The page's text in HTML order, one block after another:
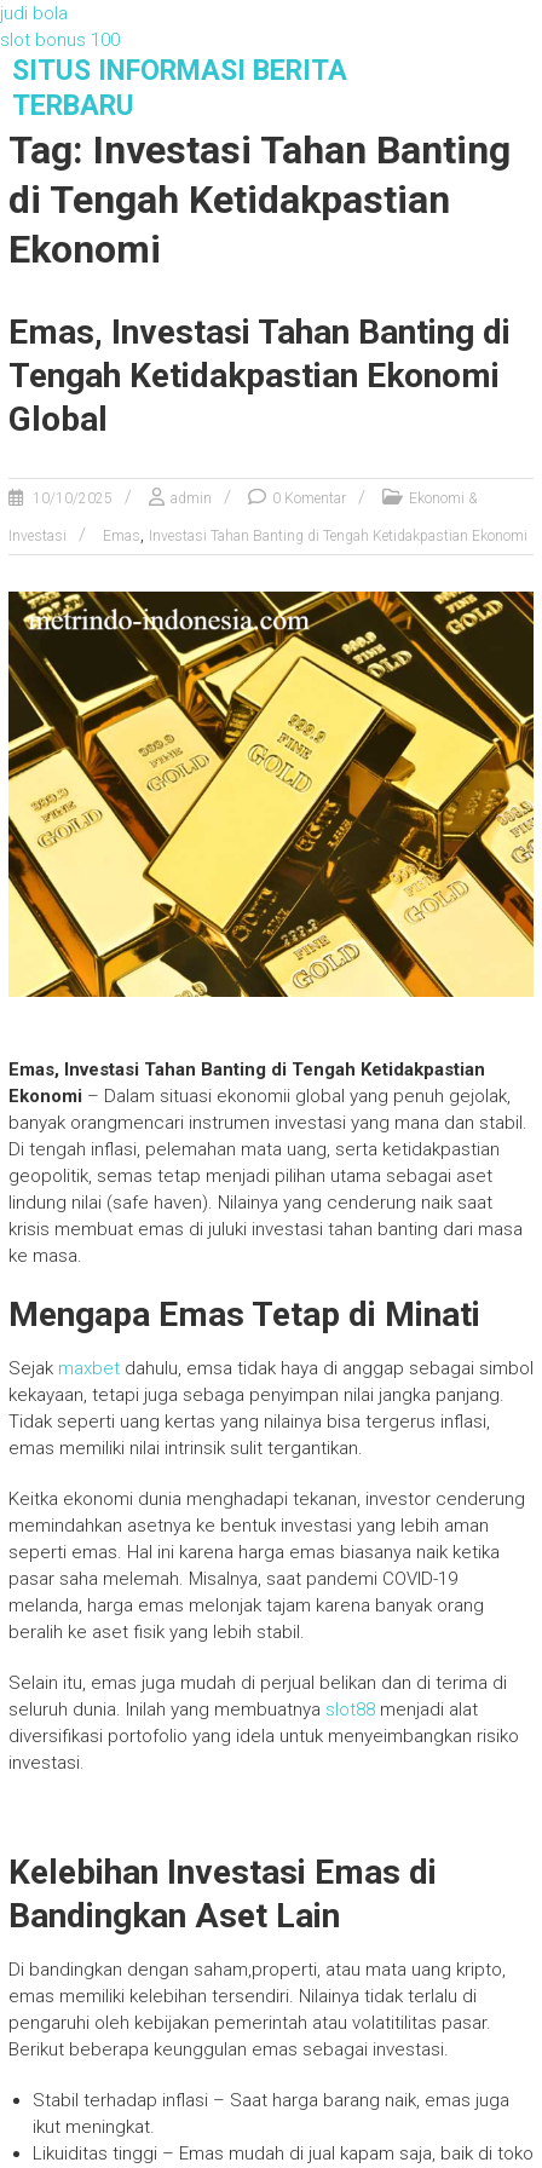
judi bola
slot bonus 100
SITUS INFORMASI BERITA
TERBARU
Tag: Investasi Tahan Banting
di Tengah Ketidakpastian
Ekonomi
Emas, Investasi Tahan Banting di
Tengah Ketidakpastian Ekonomi
Global
10/10/2025 admin 0 Komentar Ekonomi &
Investasi Emas, Investasi Tahan Banting di Tengah Ketidakpastian Ekonomi
Emas, Investasi Tahan Banting di Tengah Ketidakpastian
Ekonomi – Dalam situasi ekonomii global yang penuh gejolak,
banyak orangmencari instrumen investasi yang mana dan stabil.
Di tengah inflasi, pelemahan mata uang, serta ketidakpastian
geopolitik, semas tetap menjadi pilihan utama sebagai aset
lindung nilai (safe haven). Nilainya yang cenderung naik saat
krisis membuat emas di juluki investasi tahan banting dari masa
ke masa.
Mengapa Emas Tetap di Minati
Sejak maxbet dahulu, emsa tidak haya di anggap sebagai simbol
kekayaan, tetapi juga sebaga penyimpan nilai jangka panjang.
Tidak seperti uang kertas yang nilainya bisa tergerus inflasi,
emas memiliki nilai intrinsik sulit tergantikan.
Keitka ekonomi dunia menghadapi tekanan, investor cenderung
memindahkan asetnya ke bentuk investasi yang lebih aman
seperti emas. Hal ini karena harga emas biasanya naik ketika
pasar saha melemah. Misalnya, saat pandemi COVID-19
melanda, harga emas melonjak tajam karena banyak orang
beralih ke aset fisik yang lebih stabil.
Selain itu, emas juga mudah di perjual belikan dan di terima di
seluruh dunia. Inilah yang membuatnya slot88menjadi alat
diversifikasi portofolio yang idela untuk menyeimbangkan risiko
investasi.
Kelebihan Investasi Emas di
Bandingkan Aset Lain
Di bandingkan dengan saham,properti, atau mata uang kripto,
emas memiliki kelebihan tersendiri. Nilainya tidak terlalu di
pengaruhi oleh kebijakan pemerintah atau volatitilitas pasar.
Berikut beberapa keunggulan emas sebagai investasi.
Stabil terhadap inflasi – Saat harga barang naik, emas juga
ikut meningkat.
Likuiditas tinggi – Emas mudah di jual kapam saja, baik di toko